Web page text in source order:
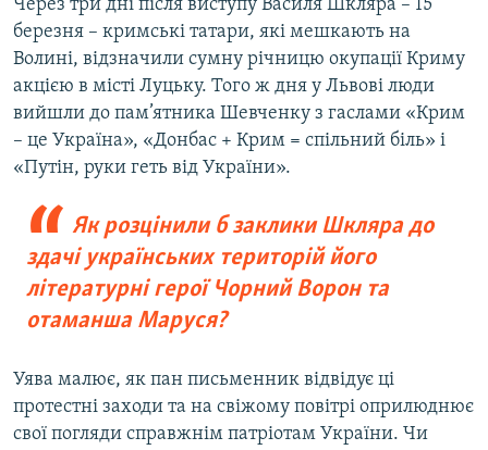
Через три дні після виступу Василя Шкляра – 15
березня – кримські татари, які мешкають на
Волині, відзначили сумну річницю окупації Криму
акцією в місті Луцьку. Того ж дня у Львові люди
вийшли до пам’ятника Шевченку з гаслами «Крим
– це Україна», «Донбас + Крим = спільний біль» і
«Путін, руки геть від України».
Як розцінили б заклики Шкляра до
здачі українських територій його
літературні герої Чорний Ворон та
отаманша Маруся?
Уява малює, як пан письменник відвідує ці
протестні заходи та на свіжому повітрі оприлюднює
свої погляди справжнім патріотам України. Чи